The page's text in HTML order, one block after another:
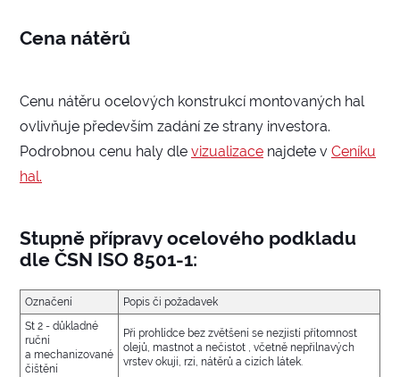
Cena nátěrů
Cenu nátěru ocelových konstrukcí montovaných hal
ovlivňuje především zadání ze strany investora.
Podrobnou cenu haly dle vizualizace najdete v Ceníku
hal.
Stupně přípravy ocelového podkladu
dle ČSN ISO 8501-1:
Označení
Popis či požadavek
St 2 - důkladné
ruční
a mechanizované
čištění
Při prohlídce bez zvětšení se nezjistí přítomnost
olejů, mastnot a nečistot , včetně nepřilnavých
vrstev okují, rzi, nátěrů a cizích látek.